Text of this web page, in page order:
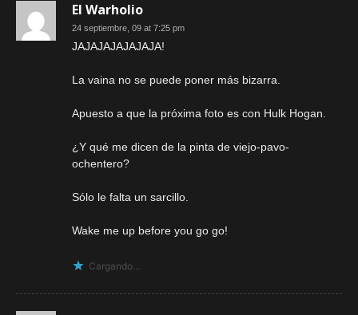
El Warholio
24 septiembre, 09 at 7:25 pm
JAJAJAJAJAJAJA!
La vaina no se puede poner más bizarra.
Apuesto a que la próxima foto es con Hulk Hogan.
¿Y qué me dicen de la pinta de viejo-pavo-
ochentero?
Sólo le falta un sarcillo.
Wake me up before you go go!
Cargando...